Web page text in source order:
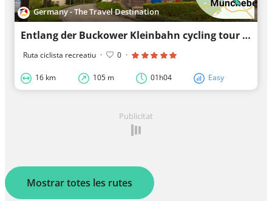
Germany - The Travel Destination
Entlang der Buckower Kleinbahn cycling tour - Discovery Tour
Ruta ciclista recreatiu · 0 ·
16 km 105 m 01h04 Easy
Publicitat
Mostrar totes les rutes